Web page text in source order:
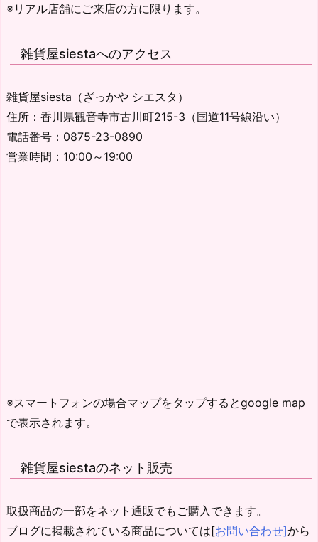
※リアル店舗にご来店の方に限ります。
雑貨屋siestaへのアクセス
雑貨屋siesta（ざっかや シエスタ）
住所：香川県観音寺市古川町215-3（国道11号線沿い）
電話番号：0875-23-0890
営業時間：10:00～19:00
※スマートフォンの場合マップをタップするとgoogle map
で表示されます。
雑貨屋siestaのネット販売
取扱商品の一部をネット通販でもご購入できます。
ブログに掲載されている商品については[お問い合わせ]から